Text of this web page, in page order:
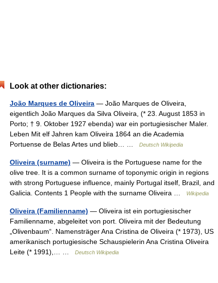
Look at other dictionaries:
João Marques de Oliveira — João Marques de Oliveira,
eigentlich João Marques da Silva Oliveira, (* 23. August 1853 in
Porto; † 9. Oktober 1927 ebenda) war ein portugiesischer Maler.
Leben Mit elf Jahren kam Oliveira 1864 an die Academia
Portuense de Belas Artes und blieb… …
Deutsch Wikipedia
Oliveira (surname) — Oliveira is the Portuguese name for the
olive tree. It is a common surname of toponymic origin in regions
with strong Portuguese influence, mainly Portugal itself, Brazil, and
Galicia. Contents 1 People with the surname Oliveira …
Wikipedia
Oliveira (Familienname) — Oliveira ist ein portugiesischer
Familienname, abgeleitet von port. Oliveira mit der Bedeutung
„Olivenbaum“. Namensträger Ana Cristina de Oliveira (* 1973), US
amerikanisch portugiesische Schauspielerin Ana Cristina Oliveira
Leite (* 1991),… …
Deutsch Wikipedia